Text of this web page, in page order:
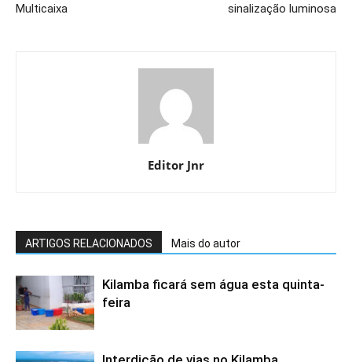
Multicaixa
sinalização luminosa
Editor Jnr
ARTIGOS RELACIONADOS Mais do autor
Kilamba ficará sem água esta quinta-
feira